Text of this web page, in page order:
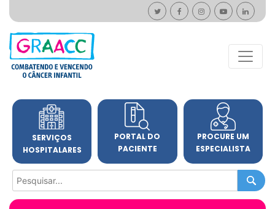
SERVIÇOS
HOSPITALARES
PORTAL DO
PACIENTE
PROCURE UM
ESPECIALISTA